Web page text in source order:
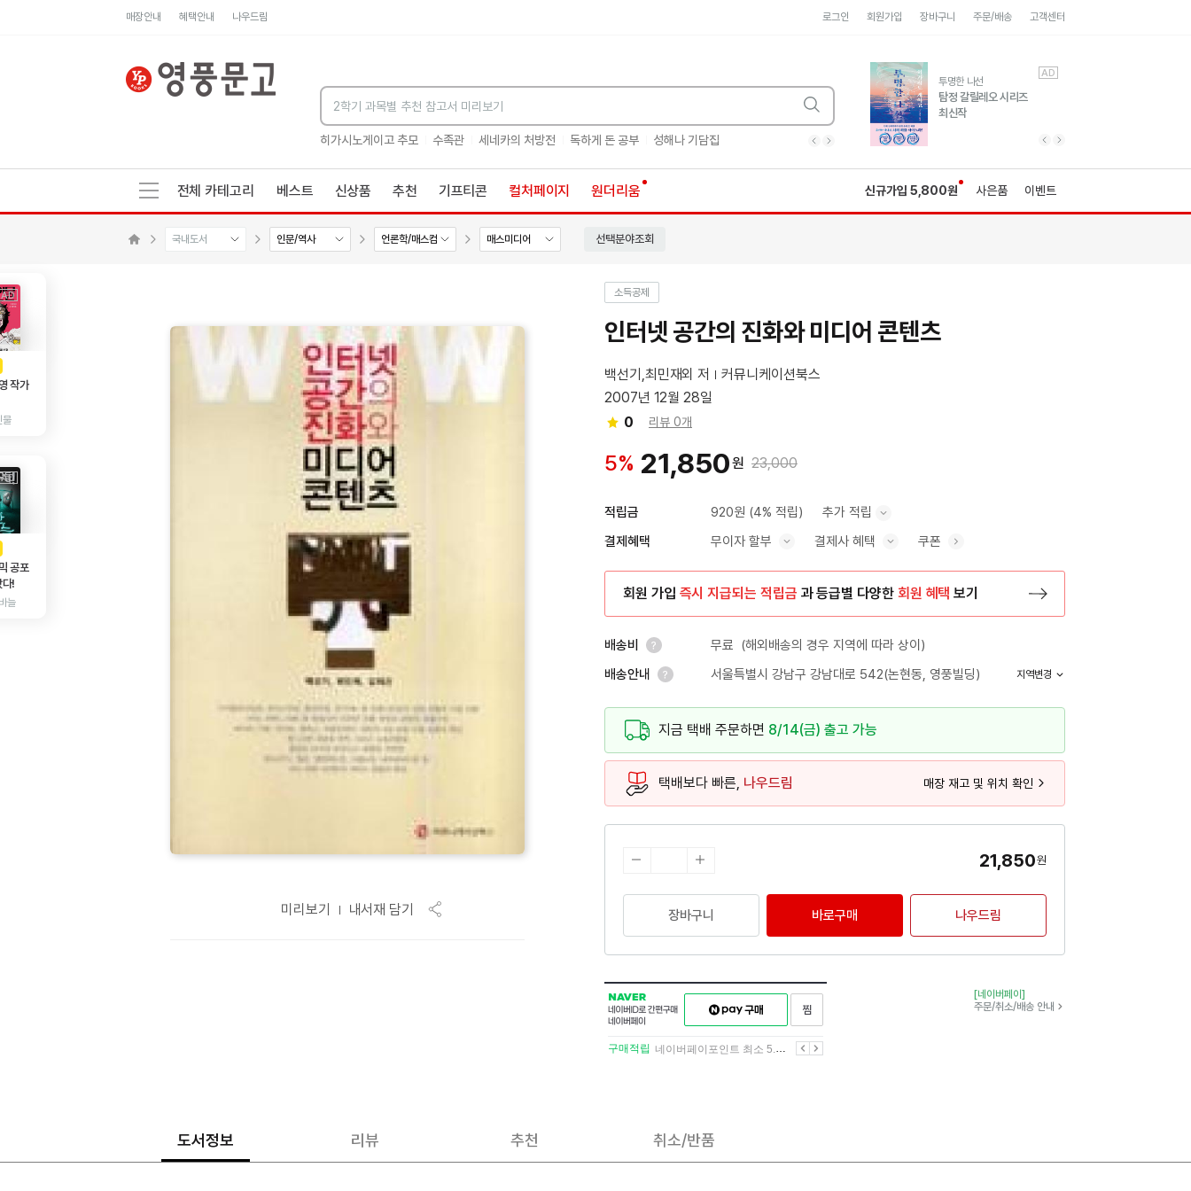
매장안내 혜택안내 나우드림 로그인 회원가입 장바구니 주문/배송 고객센터
히가시노게이고 추모 수족관 세네카의 처방전 독하게 돈 공부 성해나 기담집 히가시노게이고 추모 수족관 독하게 돈 공부
유럽 도시 기행3
풍성한 서사와 인문학적
통찰!
AD
투명한 나선
탐정 갈릴레오 시리즈
최신작
AD
전체 카테고리 베스트 신상품 추천 기프티콘 컬처페이지 원더리움 신규가입 5,800원 사은품 이벤트
국내도서 인문/역사 언론학/매스컴 매스미디어 선택분야조회
AD
작가
물
AD
공포
다!
늘
미리보기 내서재 담기
소득공제
인터넷 공간의 진화와 미디어 콘텐츠
백선기,최민재외 저
커뮤니케이션북스
2007년 12월 28일
0
리뷰 0개
5% 21,850원 23,000
적립금 920원 (4% 적립) 추가 적립
결제혜택 무이자 할부 결제사 혜택 쿠폰
회원 가입 즉시 지급되는 적립금 과 등급별 다양한 회원 혜택 보기
배송비 무료 (해외배송의 경우 지역에 따라 상이)
배송안내
서울특별시 강남구 강남대로 542(논현동, 영풍빌딩) 지역변경
지금 택배 주문하면 8/14(금) 출고 가능
택배보다 빠른, 나우드림 매장 재고 및 위치 확인
21,850원
장바구니 바로구매 나우드림
NAVER
네이버
ID로
간편구매
네이버페이
구매하기
이전
구매적립 네이버페이포인트 최소 5.5% 적립 다음
[네이버페이]
주문/취소/배송 안내
도서정보 리뷰 추천 취소/반품